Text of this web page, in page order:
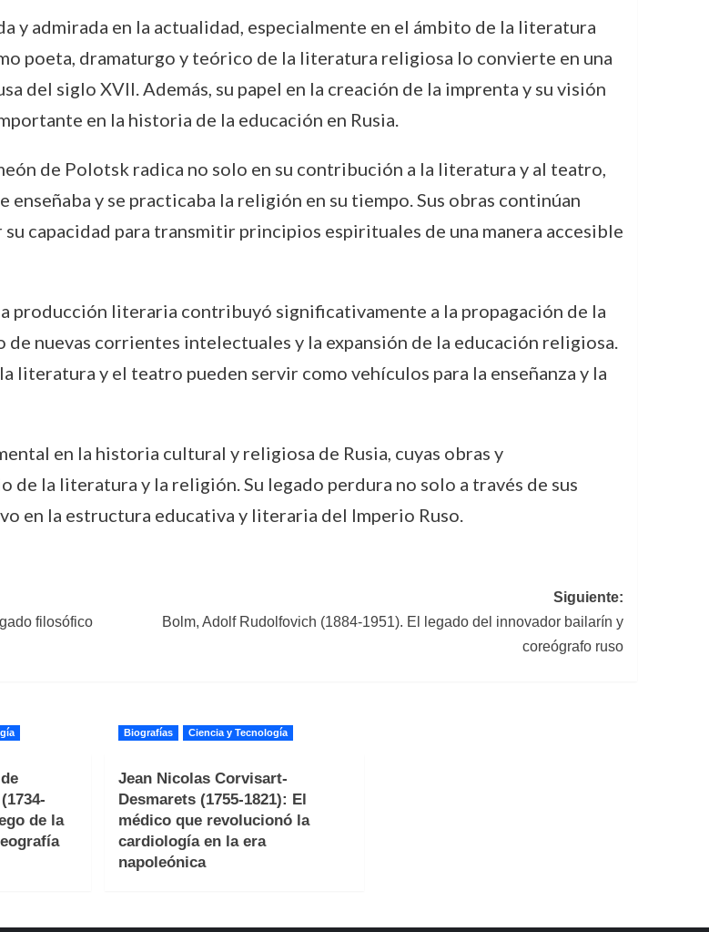
y admirada en la actualidad, especialmente en el ámbito de la literatura
poeta, dramaturgo y teórico de la literatura religiosa lo convierte en una
del siglo XVII. Además, su papel en la creación de la imprenta y su visión
en la historia de la educación en Rusia.
de Polotsk radica no solo en su contribución a la literatura y al teatro,
y se practicaba la religión en su tiempo. Sus obras continúan
capacidad para transmitir principios espirituales de una manera accesible
producción literaria contribuyó significativamente a la propagación de la
nuevas corrientes intelectuales y la expansión de la educación religiosa.
literatura y el teatro pueden servir como vehículos para la enseñanza y la
en la historia cultural y religiosa de Rusia, cuyas obras y
la literatura y la religión. Su legado perdura no solo a través de sus
en la estructura educativa y literaria del Imperio Ruso.
filosófico
Siguiente:
Bolm, Adolf Rudolfovich (1884-1951). El legado del innovador bailarín y
coreógrafo ruso
de la
Biografías Ciencia y Tecnología
Jean Nicolas Corvisart-
Desmarets (1755-1821): El
médico que revolucionó la
cardiología en la era
napoleónica